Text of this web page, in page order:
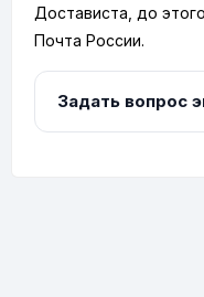
Достависта, до
Почта России.
Задать вопрос